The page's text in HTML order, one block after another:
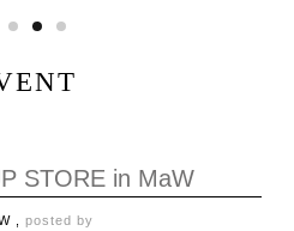
STORE in MaW
, posted by